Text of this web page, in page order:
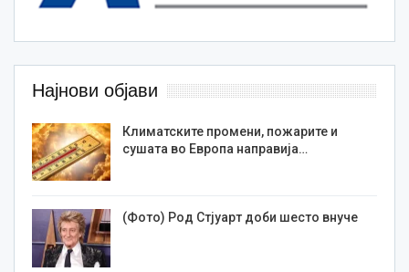
Најнови објави
Климатските промени, пожарите и
сушата во Европа направија…
(Фото) Род Стјуарт доби шесто внуче